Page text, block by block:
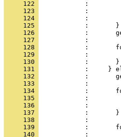
     122
:
     123
:
     124
:
     125
            :       }
     126
:
     127
            :
     128
:
     129
:
     130
            :       }
     131
:     }
     132
:
     133
:
     134
:
     135
:
     136
:
     137
            :       }
     138
            :
     139
:
     140
: